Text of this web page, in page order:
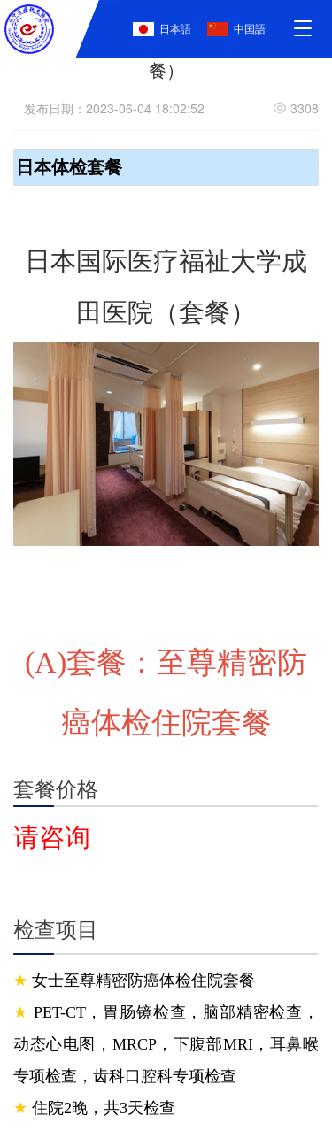
日本語 中国語
T
g
e
a
i
i
o
国际医疗福祉大学成田医院（女性套
餐）
发布日期：2023-06-04 18:02:52 3308
日本体检套餐
日本国际医疗福祉大学成
田医院（套餐）
(A)套餐：至尊精密防
癌体检住院套餐
套餐价格
请咨询
检查项目
★ 女士至尊精密防癌体检住院套餐
★ PET-CT，胃肠镜检查，脑部精密检查，
动态心电图，MRCP，下腹部MRI，耳鼻喉
专项检查，齿科口腔科专项检查
★ 住院2晚，共3天检查